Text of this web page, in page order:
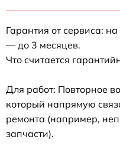
Гарантия от сервиса:
— до 3 месяцев.
Что считается
Для работ: Повторное
который напрямую
ремонта (например,
запчасти).